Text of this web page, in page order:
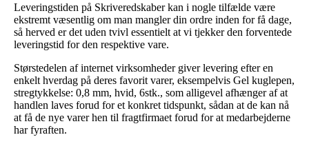
Leveringstiden på Skriveredskaber kan i nogle tilfælde være
ekstremt væsentlig om man mangler din ordre inden for få dage,
så herved er det uden tvivl essentielt at vi tjekker den forventede
leveringstid for den respektive vare.
Størstedelen af internet virksomheder giver levering efter en
enkelt hverdag på deres favorit varer, eksempelvis Gel kuglepen,
stregtykkelse: 0,8 mm, hvid, 6stk., som alligevel afhænger af at
handlen laves forud for et konkret tidspunkt, sådan at de kan nå
at få de nye varer hen til fragtfirmaet forud for at medarbejderne
har fyraften.